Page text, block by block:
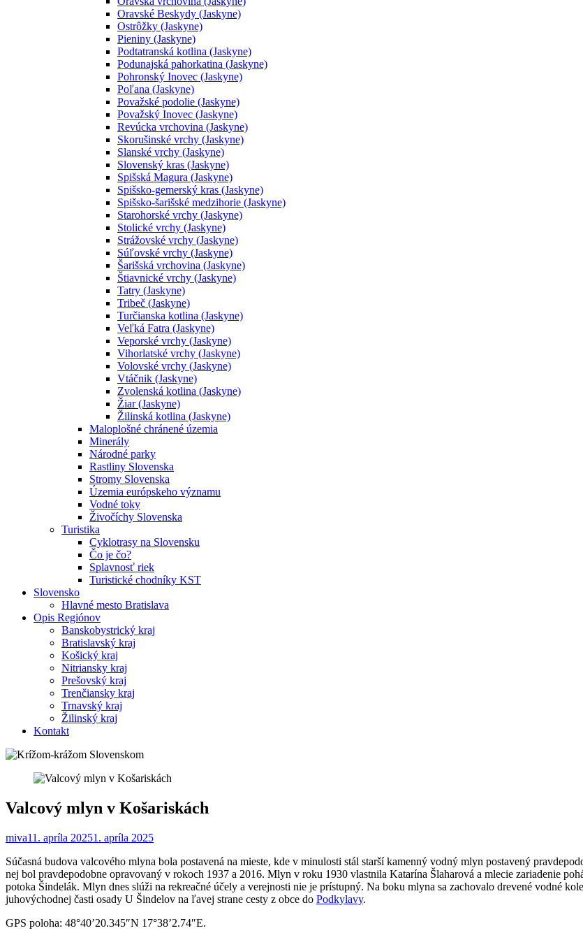
Oravské Beskydy (Jaskyne)
Ostrôžky (Jaskyne)
Pieniny (Jaskyne)
Podtatranská kotlina (Jaskyne)
Podunajská pahorkatina (Jaskyne)
Pohronský Inovec (Jaskyne)
Poľana (Jaskyne)
Považské podolie (Jaskyne)
Považský Inovec (Jaskyne)
Revúcka vrchovina (Jaskyne)
Skorušinské vrchy (Jaskyne)
Slanské vrchy (Jaskyne)
Slovenský kras (Jaskyne)
Spišská Magura (Jaskyne)
Spišsko-gemerský kras (Jaskyne)
Spišsko-šarišské medzihorie (Jaskyne)
Starohorské vrchy (Jaskyne)
Stolické vrchy (Jaskyne)
Strážovské vrchy (Jaskyne)
Súľovské vrchy (Jaskyne)
Šarišská vrchovina (Jaskyne)
Štiavnické vrchy (Jaskyne)
Tatry (Jaskyne)
Tribeč (Jaskyne)
Turčianska kotlina (Jaskyne)
Veľká Fatra (Jaskyne)
Veporské vrchy (Jaskyne)
Vihorlatské vrchy (Jaskyne)
Volovské vrchy (Jaskyne)
Vtáčnik (Jaskyne)
Zvolenská kotlina (Jaskyne)
Žiar (Jaskyne)
Žilinská kotlina (Jaskyne)
Maloplošné chránené územia
Minerály
Národné parky
Rastliny Slovenska
Stromy Slovenska
Územia európskeho významu
Vodné toky
Živočíchy Slovenska
Turistika
Cyklotrasy na Slovensku
Čo je čo?
Splavnosť riek
Turistické chodníky KST
Slovensko
Hlavné mesto Bratislava
Opis Regiónov
Banskobystrický kraj
Bratislavský kraj
Košický kraj
Nitriansky kraj
Prešovský kraj
Trenčiansky kraj
Trnavský kraj
Žilinský kraj
Kontakt
Valcový mlyn v Košariskách
miva11. apríla 20251. apríla 2025
Súčasná budova valcového mlyna bola postavená na mieste, kde v minulosti stál starší kamenný vodný mlyn postavený
nej bol pravdepodobne opravovaný v rokoch 1937 a 2016. Mlyn v roku 1930 vlastnila Katarína Šlaharová a mlecie zariadenie
potoka Šindelák. Mlyn dnes slúži na rekreačné účely a verejnosti nie je prístupný. Na boku mlyna sa zachovalo drevené vodné
juhovýchodnej časti osady U Šindelov na ľavej strane cesty z obce do Podkylavy.
GPS poloha: 48°40’20.345″N 17°38’2.74″E.